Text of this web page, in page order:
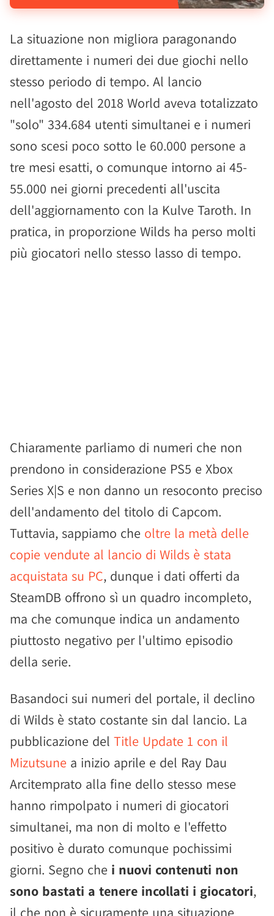
La situazione non migliora paragonando
direttamente i numeri dei due giochi nello
stesso periodo di tempo. Al lancio
nell'agosto del 2018 World aveva totalizzato
"solo" 334.684 utenti simultanei e i numeri
sono scesi poco sotto le 60.000 persone a
tre mesi esatti, o comunque intorno ai 45-
55.000 nei giorni precedenti all'uscita
dell'aggiornamento con la Kulve Taroth. In
pratica, in proporzione Wilds ha perso molti
più giocatori nello stesso lasso di tempo.
Chiaramente parliamo di numeri che non
prendono in considerazione PS5 e Xbox
Series X|S e non danno un resoconto preciso
dell'andamento del titolo di Capcom.
Tuttavia, sappiamo che oltre la metà delle
copie vendute al lancio di Wilds è stata
acquistata su PC, dunque i dati offerti da
SteamDB offrono sì un quadro incompleto,
ma che comunque indica un andamento
piuttosto negativo per l'ultimo episodio
della serie.
Basandoci sui numeri del portale, il declino
di Wilds è stato costante sin dal lancio. La
pubblicazione del Title Update 1 con il
Mizutsune a inizio aprile e del Ray Dau
Arcitemprato alla fine dello stesso mese
hanno rimpolpato i numeri di giocatori
simultanei, ma non di molto e l'effetto
positivo è durato comunque pochissimi
giorni. Segno che i nuovi contenuti non
sono bastati a tenere incollati i giocatori,
il che non è sicuramente una situazione